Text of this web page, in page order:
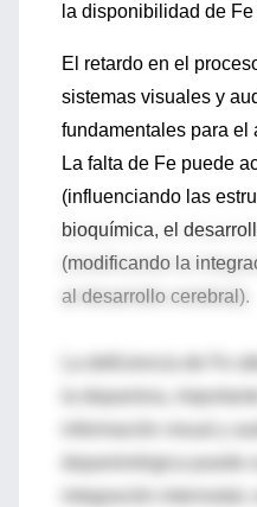
la disponibilidad de
El retardo en el
sistemas visuales y
fundamentales para el
La falta de Fe puede
(influenciando las
bioquímica, el
(modificando la
al desarrollo cerebral).
la dopamina,
dopaminérgica puede
integración internodal,